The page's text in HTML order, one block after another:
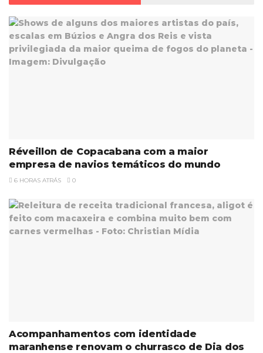
Réveillon de Copacabana com a maior
empresa de navios temáticos do mundo
6 HORAS ATRÁS 0
Acompanhamentos com identidade
maranhense renovam o churrasco de Dia dos